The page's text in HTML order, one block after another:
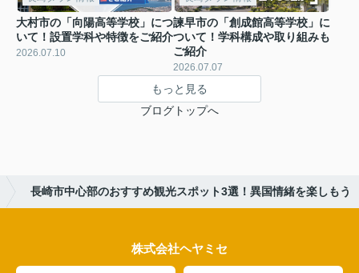
大村市の「向陽高等学校」につ
いて！設置学科や特徴をご紹介
2026.07.10
諫早市の「創成館高等学校」に
ついて！学科構成や取り組みも
ご紹介
2026.07.07
もっと見る
ブログトップへ
長崎市中心部のおすすめ観光スポット3選！異国情緒を楽しもう
株式会社ヘヤミセ